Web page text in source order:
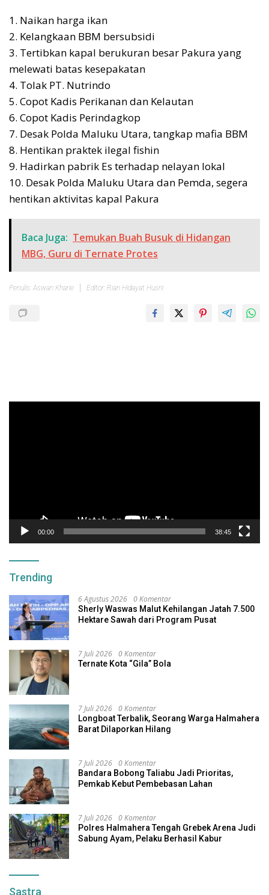
1. Naikan harga ikan
2. Kelangkaan BBM bersubsidi
3. Tertibkan kapal berukuran besar Pakura yang
melewati batas kesepakatan
4. Tolak PT. Nutrindo
5. Copot Kadis Perikanan dan Kelautan
6. Copot Kadis Perindagkop
7. Desak Polda Maluku Utara, tangkap mafia BBM
8. Hentikan praktek ilegal fishin
9. Hadirkan pabrik Es terhadap nelayan lokal
10. Desak Polda Maluku Utara dan Pemda, segera
hentikan aktivitas kapal Pakura
Baca Juga: Temukan Buah Busuk di Hidangan
MBG, Guru di Ternate Protes
Penulis: Aswan Kharie Editor: Rian Hidayat Husni
00:00 38:45
Trending
6 Agustus 2026 0 Komentar
Sherly Waswas Malut Kehilangan Jatah 7.500
Hektare Sawah dari Program Pusat
7 Juli 2026 0 Komentar
Ternate Kota “Gila” Bola
7 Juli 2026 0 Komentar
Longboat Terbalik, Seorang Warga Halmahera
Barat Dilaporkan Hilang
7 Juli 2026 0 Komentar
Bandara Bobong Taliabu Jadi Prioritas,
Pemkab Kebut Pembebasan Lahan
7 Juli 2026 0 Komentar
Polres Halmahera Tengah Grebek Arena Judi
Sabung Ayam, Pelaku Berhasil Kabur
Sastra